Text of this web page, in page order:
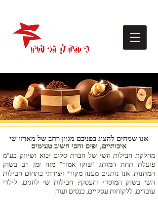
אנו שמחים להציג בפניכם מגוון רחב של מארזי שי
איכותיים, יפים והכי חשוב טעימים
מחלקת חבילות השי של חברת סלום יבוא ושיווק בע"מ
פועלת תחת המותג "שוקו אמור" מזה זמן רב בשוק
המתנות. אנו נותנים מענה מקורי ויצירתי בתחום חבילות
השי בשוק המוסדי והעסקי: חבילות שי לחגים, לילדי
עובדים, ללקוחות עסקיים, כנסים ועוד.